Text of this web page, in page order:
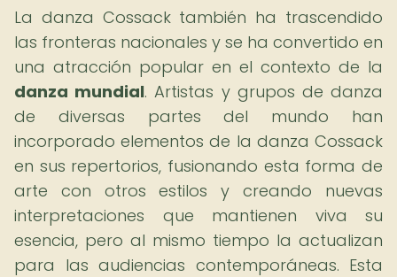
La danza Cossack también ha trascendido
las fronteras nacionales y se ha convertido en
una atracción popular en el contexto de la
danza mundial. Artistas y grupos de danza
de diversas partes del mundo han
incorporado elementos de la danza Cossack
en sus repertorios, fusionando esta forma de
arte con otros estilos y creando nuevas
interpretaciones que mantienen viva su
esencia, pero al mismo tiempo la actualizan
para las audiencias contemporáneas. Esta